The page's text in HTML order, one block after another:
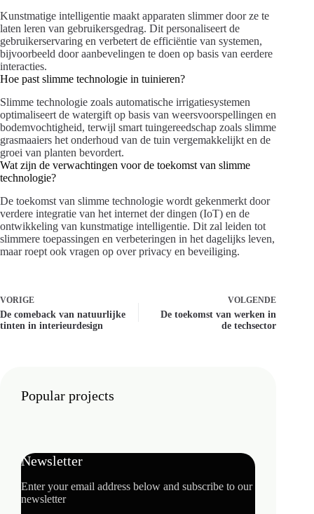
Kunstmatige intelligentie maakt apparaten slimmer door ze te
laten leren van gebruikersgedrag. Dit personaliseert de
gebruikerservaring en verbetert de efficiëntie van systemen,
bijvoorbeeld door aanbevelingen te doen op basis van eerdere
interacties.
Hoe past slimme technologie in tuinieren?
Slimme technologie zoals automatische irrigatiesystemen
optimaliseert de watergift op basis van weersvoorspellingen en
bodemvochtigheid, terwijl smart tuingereedschap zoals slimme
grasmaaiers het onderhoud van de tuin vergemakkelijkt en de
groei van planten bevordert.
Wat zijn de verwachtingen voor de toekomst van slimme
technologie?
De toekomst van slimme technologie wordt gekenmerkt door
verdere integratie van het internet der dingen (IoT) en de
ontwikkeling van kunstmatige intelligentie. Dit zal leiden tot
slimmere toepassingen en verbeteringen in het dagelijks leven,
maar roept ook vragen op over privacy en beveiliging.
VORIGE
De comeback van natuurlijke
tinten in interieurdesign
VOLGENDE
De toekomst van werken in
de techsector
Popular projects
Newsletter
Enter your email address below and subscribe to our
newsletter